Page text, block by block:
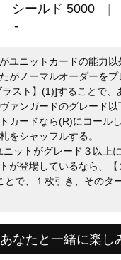
シールド 5000
-
ユニットカードの能力
がノーマルオーダーをプ
ラスト】(1)]することで
ァンガードのグレード
カードなら(R)にコール
をシャッフルする。
ニットがグレード３以上
が登場しているなら、
とで、１枚引き、そのタ
なたと一緒に楽し